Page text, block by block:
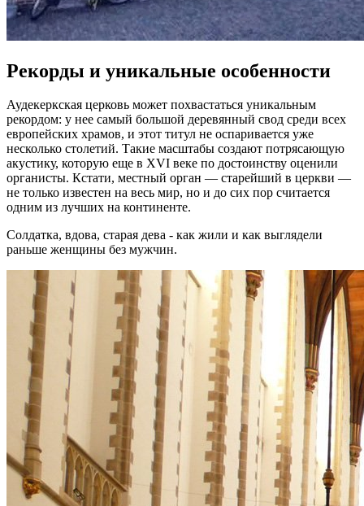
Рекорды и уникальные особенности
Аудекеркская церковь может похвастаться уникальным
рекордом: у нее самый большой деревянный свод среди всех
европейских храмов, и этот титул не оспаривается уже
несколько столетий. Такие масштабы создают потрясающую
акустику, которую еще в XVI веке по достоинству оценили
органисты. Кстати, местный орган — старейший в церкви —
не только известен на весь мир, но и до сих пор считается
одним из лучших на континенте.
Солдатка, вдова, старая дева - как жили и как выглядели
раньше женщины без мужчин.